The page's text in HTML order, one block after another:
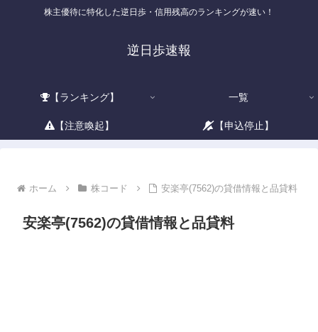
株主優待に特化した逆日歩・信用残高のランキングが速い！
逆日歩速報
【ランキング】 一覧
【注意喚起】 【申込停止】
ホーム 株コード 安楽亭(7562)の貸借情報と品貸料
安楽亭(7562)の貸借情報と品貸料